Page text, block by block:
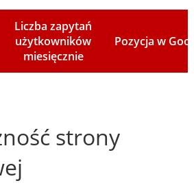
Liczba zapytań
użytkowników
miesięcznie
Pozycja w
strony